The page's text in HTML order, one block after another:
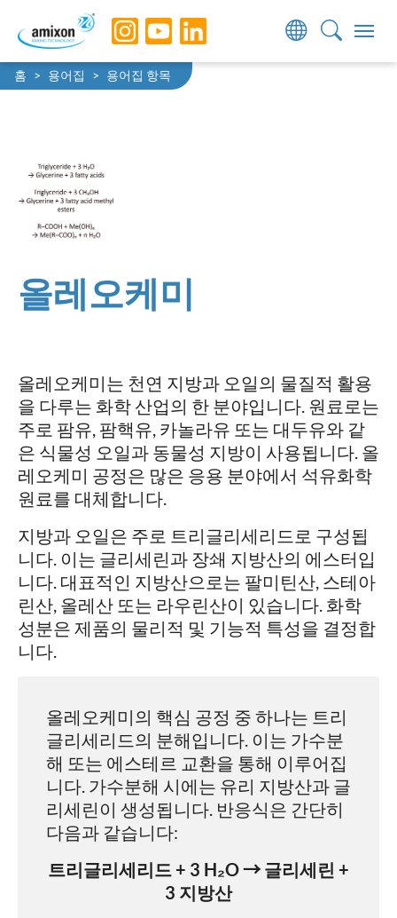
Skip to main navigation
Skip to main content
Skip to page footer
You are here:
홈 용어집 용어집 항목
올레오케미
올레오케미는 천연 지방과 오일의 물질적 활용
을 다루는 화학 산업의 한 분야입니다. 원료로는
주로 팜유, 팜핵유, 카놀라유 또는 대두유와 같
은 식물성 오일과 동물성 지방이 사용됩니다. 올
레오케미 공정은 많은 응용 분야에서 석유화학
원료를 대체합니다.
지방과 오일은 주로 트리글리세리드로 구성됩
니다. 이는 글리세린과 장쇄 지방산의 에스터입
니다. 대표적인 지방산으로는 팔미틴산, 스테아
린산, 올레산 또는 라우린산이 있습니다. 화학
성분은 제품의 물리적 및 기능적 특성을 결정합
니다.
올레오케미의 핵심 공정 중 하나는 트리
글리세리드의 분해입니다. 이는 가수분
해 또는 에스테르 교환을 통해 이루어집
니다. 가수분해 시에는 유리 지방산과 글
리세린이 생성됩니다. 반응식은 간단히
다음과 같습니다:
트리글리세리드 + 3 H₂O → 글리세린 +
3 지방산